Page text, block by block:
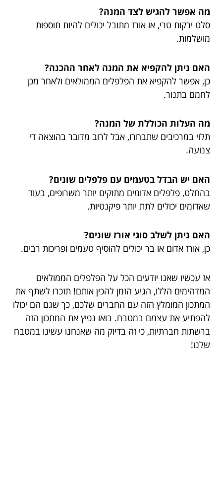
מה אפשר להגיש לצד המנה?
סלט ירקות טרי, או אורז מתובל יכולים להיות תוספות
מושלמות.
האם ניתן להקפיא את המנה לאחר ההכנה?
כן, אפשר להקפיא את הפלפלים הממולאים ולאחר מכן
לחמם בתנור.
מה העלות הכוללת של המנה?
תלוי במרכיבים שתבחרו, אבל לרוב מדובר בהוצאה די
צנועה.
האם יש הבדל בטעמים עם פלפלים שונים?
בהחלט, פלפלים אדומים מתוקים יותר משרופים, בעוד
שאדומים יכולים לתת יותר פיקנטיות.
האם ניתן לשלב סוגי אורז שונים?
כן, אורז אדום או בר יכולים להוסיף טעמים ופריכות רבים.
אז עכשיו שאנו יודעים הכל על הפלפלים הממולאים
המדהימים הללו, הגיע הזמן להכין אותם! תזכרו לשתף את
המתכון המומלץ הזה עם החברים שלכם, כך שגם הם יכולו
להפתיע את עצמם במטבח. בואו נפיץ את המתכון הזה
ברשתות חברתיות, כי זה בדיוק מה שאנחנו עשינו במטבח
שלנו!